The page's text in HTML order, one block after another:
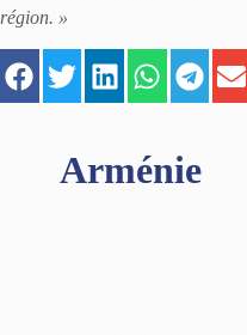
région. »
Arménie